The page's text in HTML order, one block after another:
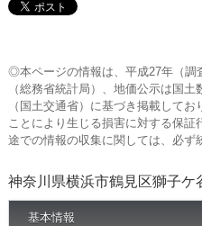
◎本ページの情報は、平成27年（調
（総務省統計局）、地価公示は国
（国土交通省）に基づき掲載して
ことにより生じる損害に対する保
途での情報の収集に関しては、必ず
神奈川県横浜市鶴見区獅子ケ
基本情報